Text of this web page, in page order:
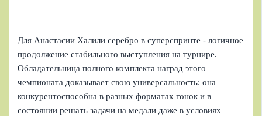
Для Анастасии Халили серебро в суперспринте - логичное
продолжение стабильного выступления на турнире.
Обладательница полного комплекта наград этого
чемпионата доказывает свою универсальность: она
конкурентоспособна в разных форматах гонок и в
состоянии решать задачи на медали даже в условиях